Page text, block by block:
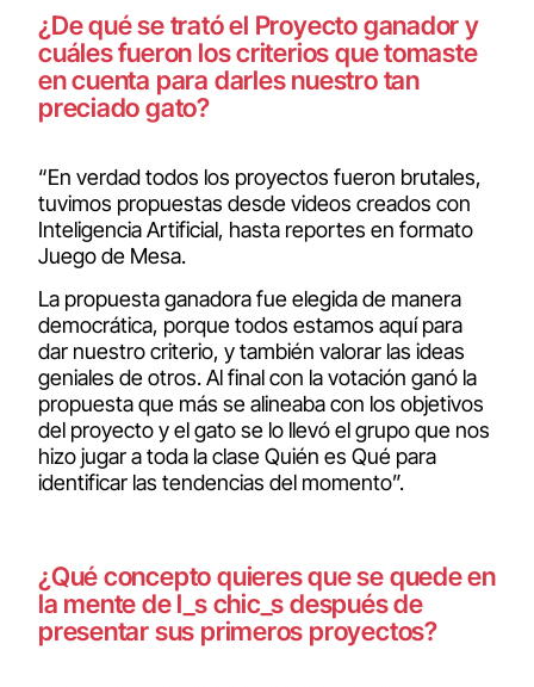
¿De qué se trató el Proyecto ganador y
cuáles fueron los criterios que tomaste
en cuenta para darles nuestro tan
preciado gato?
“En verdad todos los proyectos fueron brutales,
tuvimos propuestas desde videos creados con
Inteligencia Artificial, hasta reportes en formato
Juego de Mesa.
La propuesta ganadora fue elegida de manera
democrática, porque todos estamos aquí para
dar nuestro criterio, y también valorar las ideas
geniales de otros. Al final con la votación ganó la
propuesta que más se alineaba con los objetivos
del proyecto y el gato se lo llevó el grupo que nos
hizo jugar a toda la clase Quién es Qué para
identificar las tendencias del momento”.
¿Qué concepto quieres que se quede en
la mente de l_s chic_s después de
presentar sus primeros proyectos?